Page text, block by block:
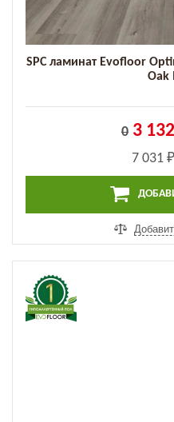
SPC ламинат Evofloor
Оak
0 3
7 031 ₽